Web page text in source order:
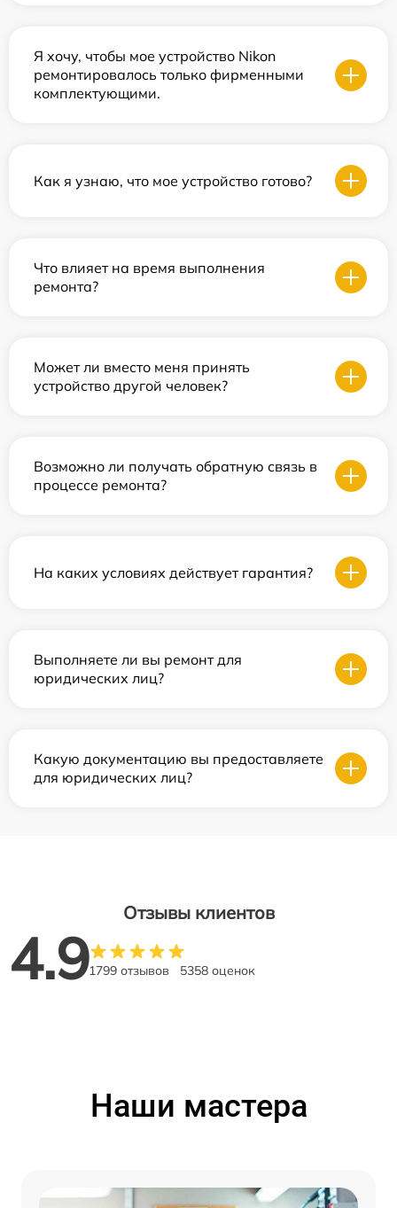
Я хочу, чтобы мое устройство Nikon
ремонтировалось только фирменными
комплектующими.
Как я узнаю, что мое устройство готово?
Что влияет на время выполнения
ремонта?
Может ли вместо меня принять
устройство другой человек?
Возможно ли получать обратную связь в
процессе ремонта?
На каких условиях действует гарантия?
Выполняете ли вы ремонт для
юридических лиц?
Какую документацию вы предоставляете
для юридических лиц?
Отзывы клиентов
4.91799 отзывов 5358 оценок
Наши мастера